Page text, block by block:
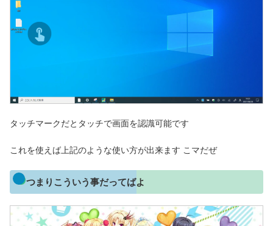
タッチマークだとタッチで画面を認識可能です
これを使えば上記のような使い方が出来ます こマだぜ
つまりこういう事だってばよ